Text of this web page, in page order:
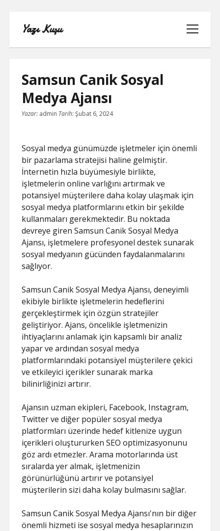
Yazı Kuşu
menüyü
aç
IGTV IZLENME YÜKSELTME PARASIZ
INSTAGRAM BOT TAKIPÇI BASMA
ÜCRETSIZ
LISTE
SAYFA LISTESI
Samsun Canik Sosyal
Medya Ajansı
Yazar: admin Tarih:Şubat 6, 2024
Sosyal medya günümüzde işletmeler için önemli
bir pazarlama stratejisi haline gelmiştir.
İnternetin hızla büyümesiyle birlikte,
işletmelerin online varlığını artırmak ve
potansiyel müşterilere daha kolay ulaşmak için
sosyal medya platformlarını etkin bir şekilde
kullanmaları gerekmektedir. Bu noktada
devreye giren Samsun Canik Sosyal Medya
Ajansı, işletmelere profesyonel destek sunarak
sosyal medyanın gücünden faydalanmalarını
sağlıyor.
Samsun Canik Sosyal Medya Ajansı, deneyimli
ekibiyle birlikte işletmelerin hedeflerini
gerçekleştirmek için özgün stratejiler
geliştiriyor. Ajans, öncelikle işletmenizin
ihtiyaçlarını anlamak için kapsamlı bir analiz
yapar ve ardından sosyal medya
platformlarındaki potansiyel müşterilere çekici
ve etkileyici içerikler sunarak marka
bilinirliğinizi artırır.
Ajansın uzman ekipleri, Facebook, Instagram,
Twitter ve diğer popüler sosyal medya
platformları üzerinde hedef kitlenize uygun
içerikleri oluştururken SEO optimizasyonunu
göz ardı etmezler. Arama motorlarında üst
sıralarda yer almak, işletmenizin
görünürlüğünü artırır ve potansiyel
müşterilerin sizi daha kolay bulmasını sağlar.
Samsun Canik Sosyal Medya Ajansı'nın bir diğer
önemli hizmeti ise sosyal medya hesaplarınızın